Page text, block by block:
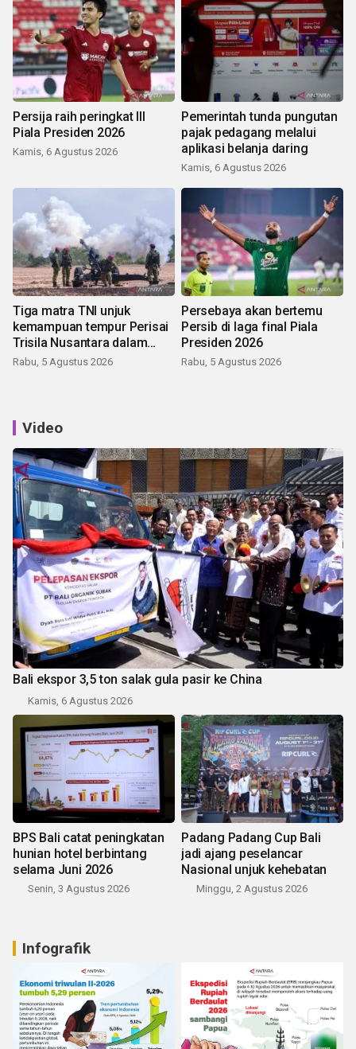
Persija raih peringkat III
Piala Presiden 2026
Kamis, 6 Agustus 2026
Pemerintah tunda pungutan
pajak pedagang melalui
aplikasi belanja daring
Kamis, 6 Agustus 2026
Tiga matra TNI unjuk
kemampuan tempur Perisai
Trisila Nusantara dalam
latihan di Kepri
Rabu, 5 Agustus 2026
Persebaya akan bertemu
Persib di laga final Piala
Presiden 2026
Rabu, 5 Agustus 2026
Video
Bali ekspor 3,5 ton salak gula pasir ke China
Kamis, 6 Agustus 2026
BPS Bali catat peningkatan
hunian hotel berbintang
selama Juni 2026
Senin, 3 Agustus 2026
Padang Padang Cup Bali
jadi ajang peselancar
Nasional unjuk kehebatan
Minggu, 2 Agustus 2026
Infografik